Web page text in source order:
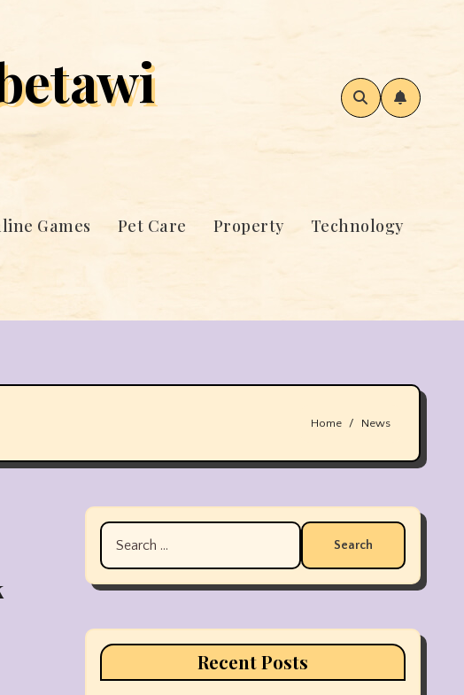
Games Pet Care Property Technology
Home News
Search
for:
Recent Posts